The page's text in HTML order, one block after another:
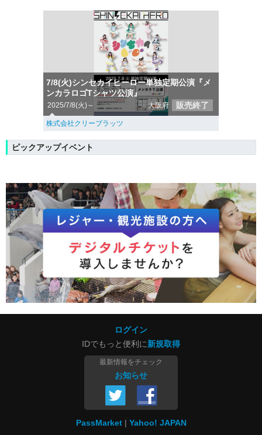
7/8(火)シンセカイヒーロー単独定期公演『メ
ンカラロゴTシャツ公演』
2025/7/8(火)～ 大阪府 販売終了
株式会社クリーブラッツ
ピックアップイベント
ログイン
IDでもっと便利に新規取得
最新情報をチェック
お知らせ
PassMarket Yahoo! JAPAN